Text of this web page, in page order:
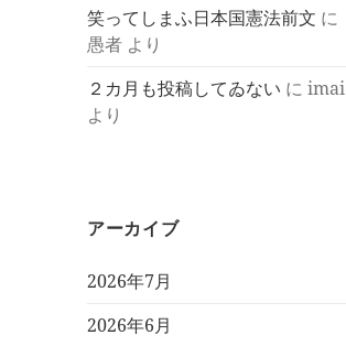
笑ってしまふ日本国憲法前文 に
愚者 より
２カ月も投稿してゐない にimai
より
アーカイブ
2026年7月
2026年6月